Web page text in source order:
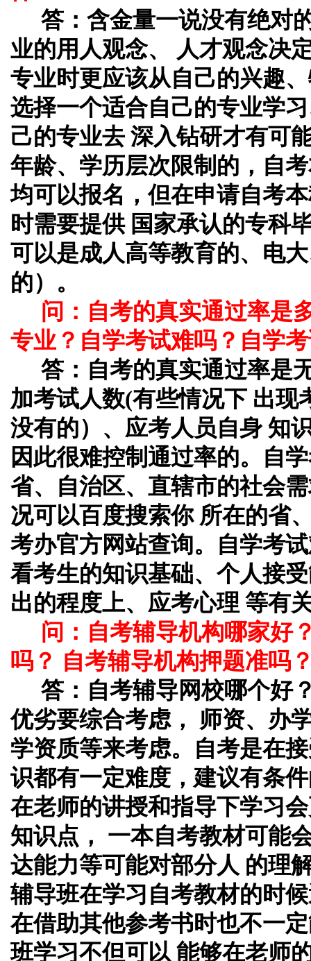
答： 含金量一说没有绝对
业的用人观念、 人才观念决
专业时更应该从自己的兴趣
选择一个适合自己的专业学
己的专业去 深入钻研才有可
年龄、学历层次限制的，自
均可以报名，但在申请自考
时需要提供 国家承认的专科
可以是成人高等教育的、电
的）。
问：自考的真实通过率是
专业？自学考试难吗？自学
答：自考的真实通过率是
加考试人数(有些情况下 出现
没有的）、应考人员自身 知
因此很难控制通过率的。自
省、自治区、直辖市的社会
况可以百度搜索你 所在的省
考办官方网站查询。自学考
看考生的知识基础、个人接
出的程度上、应考心理 等有
问：自考辅导机构哪家好
吗？ 自考辅导机构押题准吗
答：自考辅导网校哪个好
优劣要综合考虑， 师资、办
学资质等来考虑。自考是在
识都有一定难度，建议有条
在老师的讲授和指导下学习
知识点， 一本自考教材可能
达能力等可能对部分人 的理
辅导班在学习自考教材的时
在借助其他参考书时也不一
班学习不但可以 能够在老师